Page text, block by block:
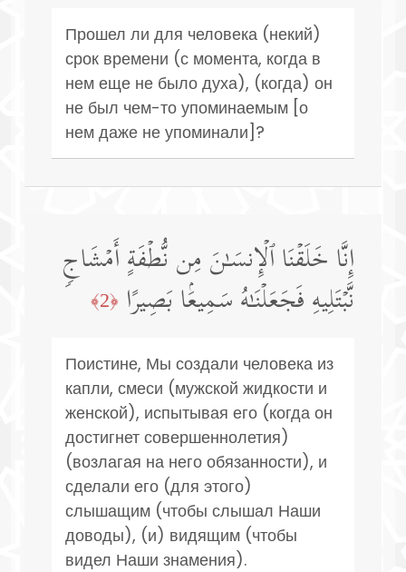
Прошел ли для человека (некий)
срок времени (с момента, когда в
нем еще не было духа), (когда) он
не был чем-то упоминаемым [о
нем даже не упоминали]?
إِنَّا خَلَقۡنَا ٱلۡإِنسَـٰنَ مِن نُّطۡفَةٍ أَمۡشَاجࣲ
نَّبۡتَلِیهِ فَجَعَلۡنَـٰهُ سَمِیعَۢا بَصِیرًا ﴿2﴾
Поистине, Мы создали человека из
капли, смеси (мужской жидкости и
женской), испытывая его (когда он
достигнет совершеннолетия)
(возлагая на него обязанности), и
сделали его (для этого)
слышащим (чтобы слышал Наши
доводы), (и) видящим (чтобы
видел Наши знамения).